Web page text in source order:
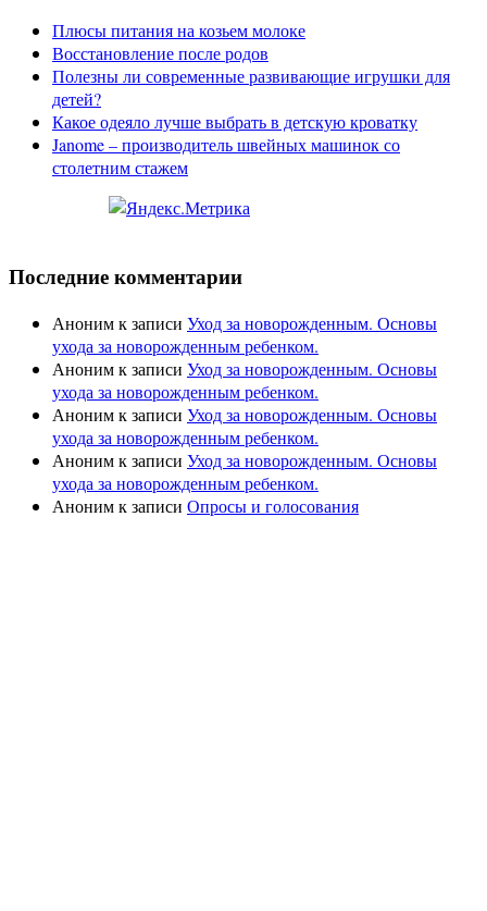
Плюсы питания на козьем молоке
Восстановление после родов
Полезны ли современные развивающие игрушки для
детей?
Какое одеяло лучше выбрать в детскую кроватку
Janome – производитель швейных машинок со
столетним стажем
Последние комментарии
Анонимк записи Уход за новорожденным. Основы
ухода за новорожденным ребенком.
Анонимк записи Уход за новорожденным. Основы
ухода за новорожденным ребенком.
Анонимк записи Уход за новорожденным. Основы
ухода за новорожденным ребенком.
Анонимк записи Уход за новорожденным. Основы
ухода за новорожденным ребенком.
Анонимк записи Опросы и голосования